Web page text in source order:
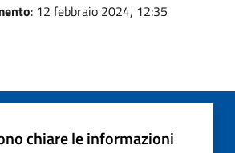
: 12 febbraio 2024, 12:35
chiare le informazioni